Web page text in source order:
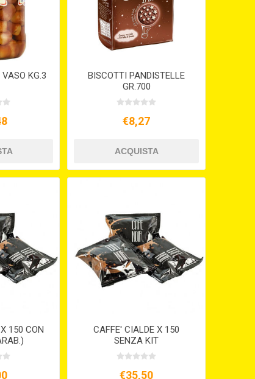
KG.3
BISCOTTI PANDISTELLE
GR.700
€8,27
150 CON
CAFFE' CIALDE X 150
SENZA KIT
€35,50